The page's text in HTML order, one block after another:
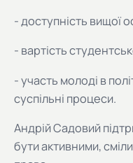
- доступність вищої
- вартість
- участь молоді в
суспільні процеси.
Андрій Садовий
бути активними,